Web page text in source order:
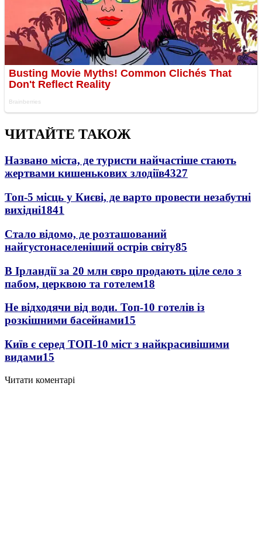
ЧИТАЙТЕ ТАКОЖ
Названо міста, де туристи найчастіше стають
жертвами кишенькових злодіїв4327
Топ-5 місць у Києві, де варто провести незабутні
вихідні1841
Стало відомо, де розташований
найгустонаселеніший острів світу85
В Ірландії за 20 млн євро продають ціле село з
пабом, церквою та готелем18
Не відходячи від води. Топ-10 готелів із
розкішними басейнами15
Київ є серед ТОП-10 міст з найкрасивішими
видами15
Читати коментарі